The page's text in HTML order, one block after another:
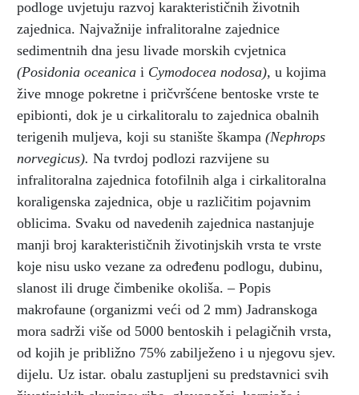
podloge uvjetuju razvoj karakterističnih životnih
zajednica. Najvažnije infralitoralne zajednice
sedimentnih dna jesu livade morskih cvjetnica
(Posidonia oceanica i Cymodocea nodosa), u kojima
žive mnoge pokretne i pričvršćene bentoske vrste te
epibionti, dok je u cirkalitoralu to zajednica obalnih
terigenih muljeva, koji su stanište škampa (Nephrops
norvegicus). Na tvrdoj podlozi razvijene su
infralitoralna zajednica fotofilnih alga i cirkalitoralna
koraligenska zajednica, obje u različitim pojavnim
oblicima. Svaku od navedenih zajednica nastanjuje
manji broj karakterističnih životinjskih vrsta te vrste
koje nisu usko vezane za određenu podlogu, dubinu,
slanost ili druge čimbenike okoliša. – Popis
makrofaune (organizmi veći od 2 mm) Jadranskoga
mora sadrži više od 5000 bentoskih i pelagičnih vrsta,
od kojih je približno 75% zabilježeno i u njegovu sjev.
dijelu. Uz istar. obalu zastupljeni su predstavnici svih